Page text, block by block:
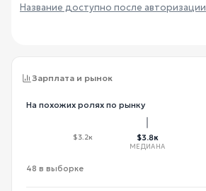
Название доступно после авторизации
Зарплата и рынок
На похожих ролях по рынку
$3.2к $3.8к
МЕДИАНА
48 в выборке